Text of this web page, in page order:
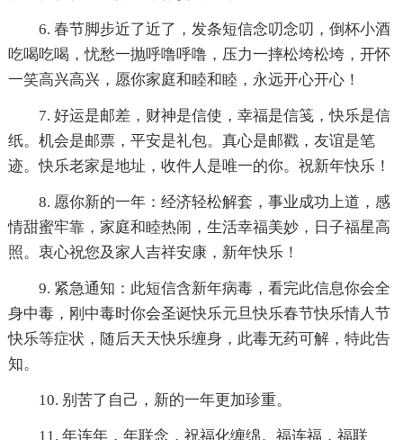
6. 春节脚步近了近了，发条短信念叨念叨，倒杯小酒
吃喝吃喝，忧愁一抛呼噜呼噜，压力一摔松垮松垮，开怀
一笑高兴高兴，愿你家庭和睦和睦，永远开心开心！
7. 好运是邮差，财神是信使，幸福是信笺，快乐是信
纸。机会是邮票，平安是礼包。真心是邮戳，友谊是笔
迹。快乐老家是地址，收件人是唯一的你。祝新年快乐！
8. 愿你新的一年：经济轻松解套，事业成功上道，感
情甜蜜牢靠，家庭和睦热闹，生活幸福美妙，日子福星高
照。衷心祝您及家人吉祥安康，新年快乐！
9. 紧急通知：此短信含新年病毒，看完此信息你会全
身中毒，刚中毒时你会圣诞快乐元旦快乐春节快乐情人节
快乐等症状，随后天天快乐缠身，此毒无药可解，特此告
知。
10. 别苦了自己，新的一年更加珍重。
11. 年连年，年联念，祝福化缠绵。福连福，福联